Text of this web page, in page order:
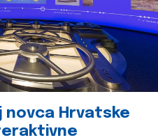
novca Hrvatske